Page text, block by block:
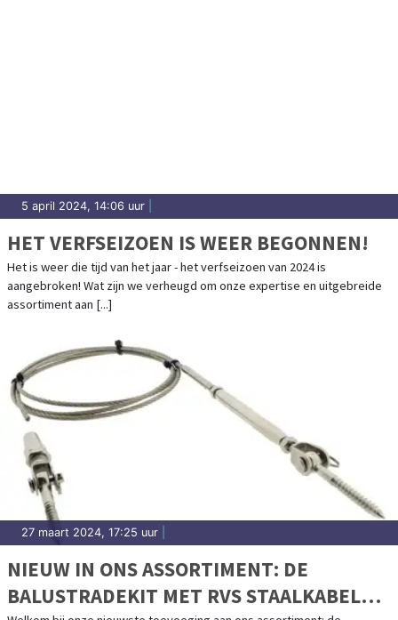
5 april 2024, 14:06 uur
HET VERFSEIZOEN IS WEER BEGONNEN!
Het is weer die tijd van het jaar - het verfseizoen van 2024 is
aangebroken! Wat zijn we verheugd om onze expertise en uitgebreide
assortiment aan [...]
27 maart 2024, 17:25 uur
NIEUW IN ONS ASSORTIMENT: DE
BALUSTRADEKIT MET RVS STAALKABEL